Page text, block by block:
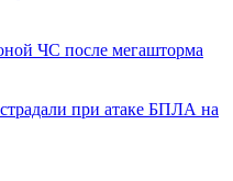
ЧС после мегашторма
при атаке БПЛА на